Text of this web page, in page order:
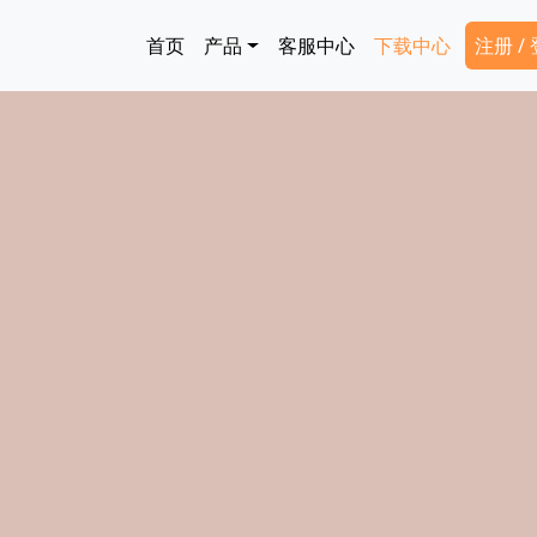
Main navigation
首页 产品 客服中心 下载中心 注册 /